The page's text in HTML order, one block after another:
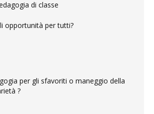
di classe
opportunità per tutti?
per gli sfavoriti o maneggio della
?